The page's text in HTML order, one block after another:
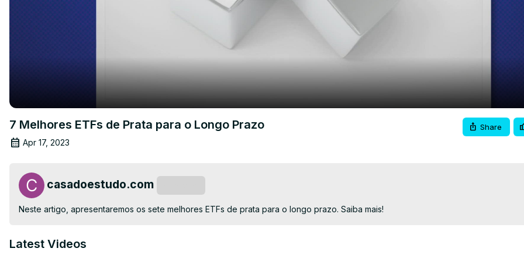
7 Melhores ETFs de Prata para o Longo Prazo
Apr 17, 2023
Share
casadoestudo.com
Neste artigo, apresentaremos os sete melhores ETFs de prata para o longo prazo. Saiba mais!
Latest Videos